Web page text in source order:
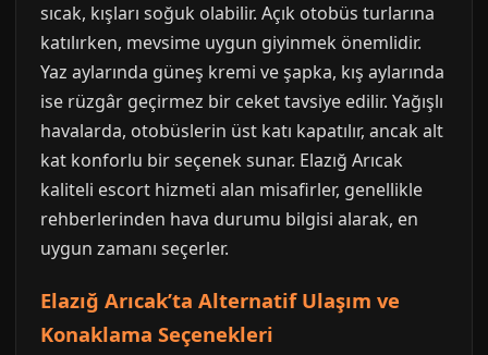
sıcak, kışları soğuk olabilir. Açık otobüs turlarına
katılırken, mevsime uygun giyinmek önemlidir.
Yaz aylarında güneş kremi ve şapka, kış aylarında
ise rüzgâr geçirmez bir ceket tavsiye edilir. Yağışlı
havalarda, otobüslerin üst katı kapatılır, ancak alt
kat konforlu bir seçenek sunar. Elazığ Arıcak
kaliteli escort hizmeti alan misafirler, genellikle
rehberlerinden hava durumu bilgisi alarak, en
uygun zamanı seçerler.
Elazığ Arıcak’ta Alternatif Ulaşım ve
Konaklama Seçenekleri